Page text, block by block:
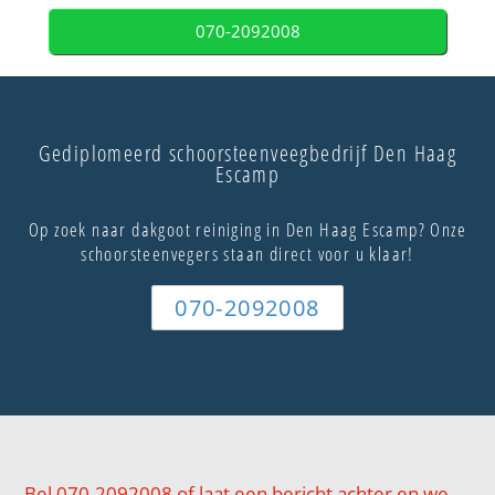
070-2092008
Gediplomeerd schoorsteenveegbedrijf Den Haag
Escamp
Op zoek naar dakgoot reiniging in Den Haag Escamp? Onze
schoorsteenvegers staan direct voor u klaar!
070-2092008